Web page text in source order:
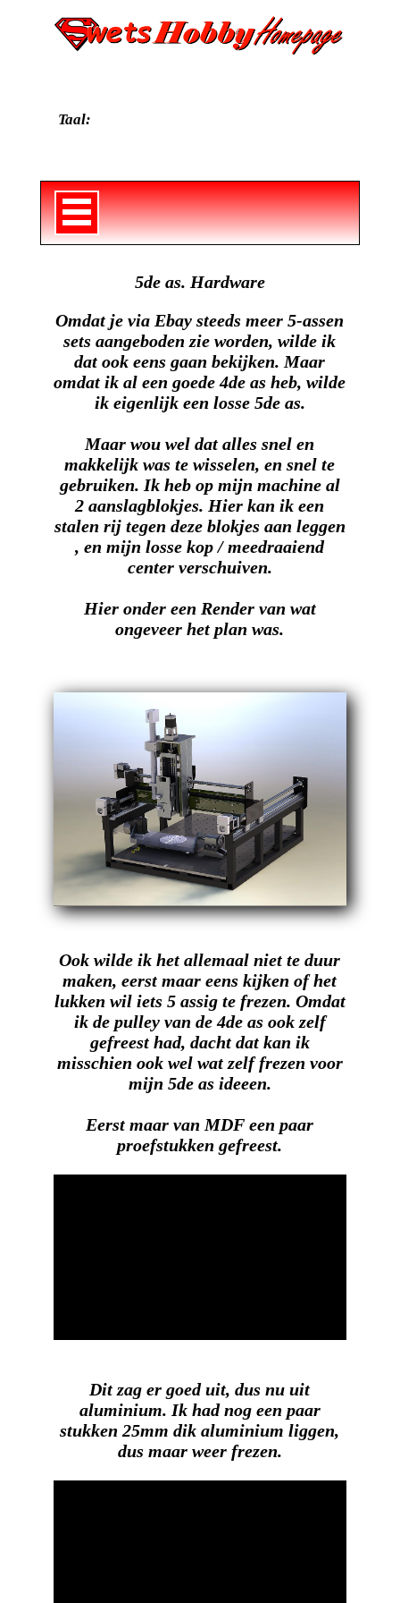
Taal:
5de as. Hardware
Omdat je via Ebay steeds meer 5-assen
sets aangeboden zie worden, wilde ik
dat ook eens gaan bekijken. Maar
omdat ik al een goede 4de as heb, wilde
ik eigenlijk een losse 5de as.
Maar wou wel dat alles snel en
makkelijk was te wisselen, en snel te
gebruiken. Ik heb op mijn machine al
2 aanslagblokjes. Hier kan ik een
stalen rij tegen deze blokjes aan leggen
, en mijn losse kop / meedraaiend
center verschuiven.
Hier onder een Render van wat
ongeveer het plan was.
Ook wilde ik het allemaal niet te duur
maken, eerst maar eens kijken of het
lukken wil iets 5 assig te frezen. Omdat
ik de pulley van de 4de as ook zelf
gefreest had, dacht dat kan ik
misschien ook wel wat zelf frezen voor
mijn 5de as ideeen.
Eerst maar van MDF een paar
proefstukken gefreest.
Dit zag er goed uit, dus nu uit
aluminium. Ik had nog een paar
stukken 25mm dik aluminium liggen,
dus maar weer frezen.